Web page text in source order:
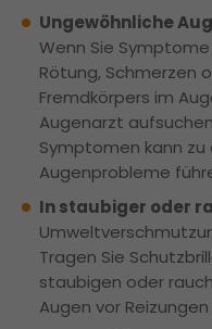
Ungewöhnliche
Wenn Sie
Rötung, Schmerzen
Fremdkörpers im
Augenarzt
Symptomen kann
Augenprobleme
In staubiger oder
Tragen Sie
staubigen oder
Augen vor